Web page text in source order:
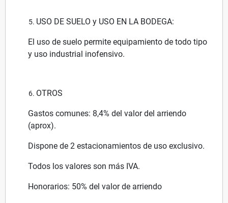
USO DE SUELO y USO EN LA BODEGA:
El uso de suelo permite equipamiento de todo tipo
y uso industrial inofensivo.
OTROS
Gastos comunes: 8,4% del valor del arriendo
(aprox).
Dispone de 2 estacionamientos de uso exclusivo.
Todos los valores son más IVA.
Honorarios: 50% del valor de arriendo